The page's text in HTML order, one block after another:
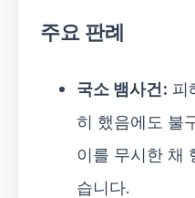
주요 판례
국소 뱀사건: 피
히 했음에도 불
이를 무시한 채
습니다.